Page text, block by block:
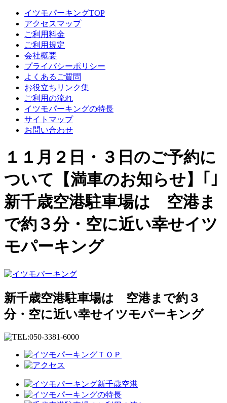
イツモパーキングTOP
アクセスマップ
ご利用料金
ご利用規定
会社概要
プライバシーポリシー
よくあるご質問
お役立ちリンク集
ご利用の流れ
イツモパーキングの特長
サイトマップ
お問い合わせ
１１月２日・３日のご予約に
ついて【満車のお知らせ】｢｣
新千歳空港駐車場は 空港ま
で約３分・空に近い幸せイツ
モパーキング
新千歳空港駐車場は 空港まで約３
分・空に近い幸せイツモパーキング